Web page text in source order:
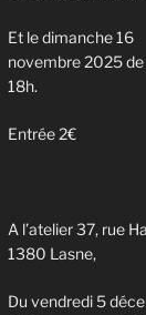
Et le dimanche 16
novembre 2025 de
18h.
Entrée 2€
A l’atelier 37, rue
1380 Lasne,
Du vendredi 5